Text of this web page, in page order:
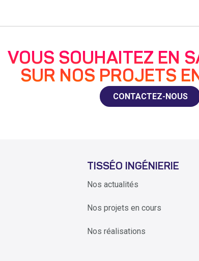
VOUS SOUHAITEZ EN
SUR NOS PROJETS
CONTACTEZ-NOUS
TISSÉO INGÉNIERIE
Nos actualités
Nos projets en cours
Nos réalisations